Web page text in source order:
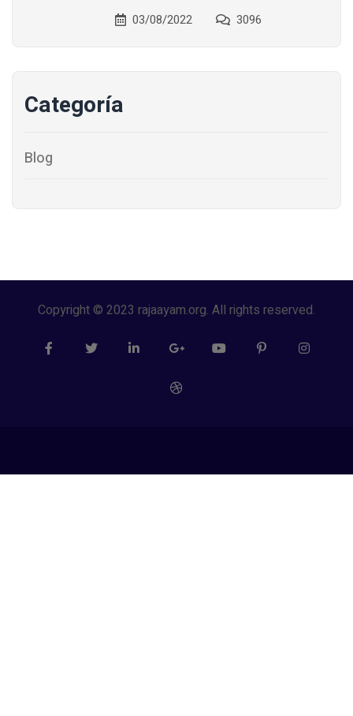
03/08/2022 3096
Categoría
Blog
Copyright © 2023 rajaayam.org. All rights reserved.